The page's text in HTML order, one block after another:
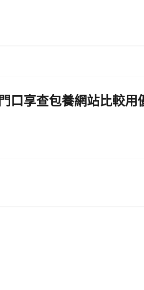
口享查包養網站比較用